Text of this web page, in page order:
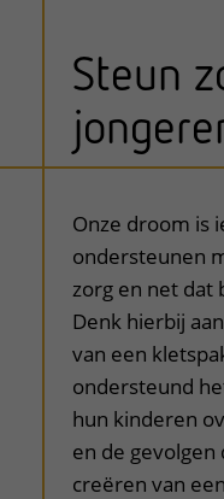
Steun
uitklapper,
Onze droom is
ondersteunen
zorg en net dat
Denk hierbij
van een
ondersteund
hun kinderen
en de
creëren van